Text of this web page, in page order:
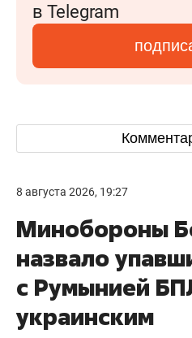
в Telegram
8 августа 2026, 19:27
Минобороны
назвало
с Румынией
украинским